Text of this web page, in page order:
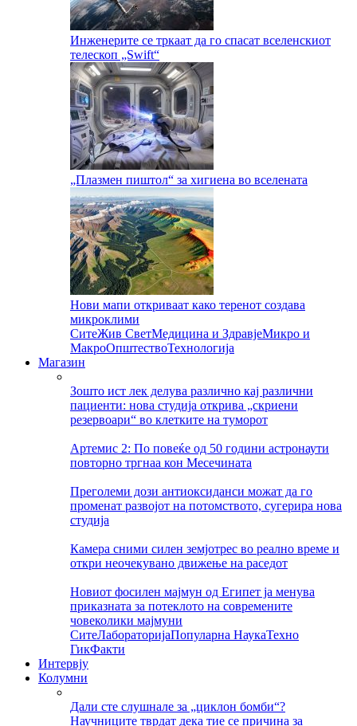
Инженерите се тркаат да го спасат вселенскиот
телескоп „Swift“
„Плазмен пиштол“ за хигиена во вселената
Нови мапи откриваат како теренот создава
микроклими
СитеЖив СветМедицина и ЗдравјеМикро и
МакроОпштествоТехнологија
Магазин
Зошто ист лек делува различно кај различни
пациенти: нова студија открива „скриени
резервоари“ во клетките на туморот
Артемис 2: По повеќе од 50 години астронаути
повторно тргнаа кон Месечината
Преголеми дози антиоксиданси можат да го
променат развојот на потомството, сугерира нова
студија
Камера сними силен земјотрес во реално време и
откри неочекувано движење на раседот
Новиот фосилен мајмун од Египет ја менува
приказната за потеклото на современите
човеколики мајмуни
СитеЛабораторијаПопуларна НаукаТехно
ГикФакти
Интервју
Колумни
Дали сте слушнале за „циклон бомби“?
Научниците тврдат дека тие се причина за